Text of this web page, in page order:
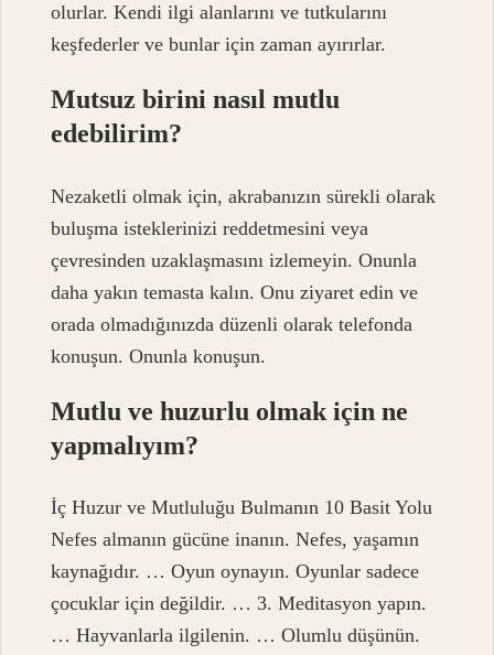
olurlar. Kendi ilgi alanlarını ve tutkularını
keşfederler ve bunlar için zaman ayırırlar.
Mutsuz birini nasıl mutlu
edebilirim?
Nezaketli olmak için, akrabanızın sürekli olarak
buluşma isteklerinizi reddetmesini veya
çevresinden uzaklaşmasını izlemeyin. Onunla
daha yakın temasta kalın. Onu ziyaret edin ve
orada olmadığınızda düzenli olarak telefonda
konuşun. Onunla konuşun.
Mutlu ve huzurlu olmak için ne
yapmalıyım?
İç Huzur ve Mutluluğu Bulmanın 10 Basit Yolu
Nefes almanın gücüne inanın. Nefes, yaşamın
kaynağıdır. … Oyun oynayın. Oyunlar sadece
çocuklar için değildir. … 3. Meditasyon yapın.
… Hayvanlarla ilgilenin. … Olumlu düşünün.